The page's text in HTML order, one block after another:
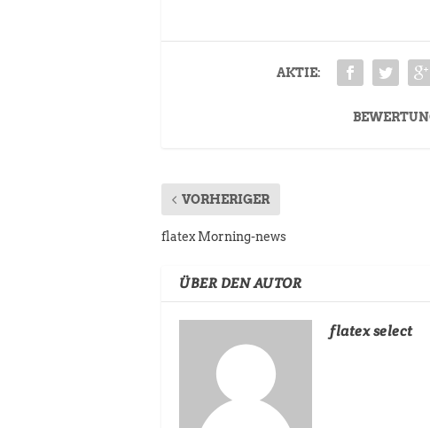
AKTIE:
VORHERIGER
flatex Morning-news
ÜBER DEN AUTOR
flatex select